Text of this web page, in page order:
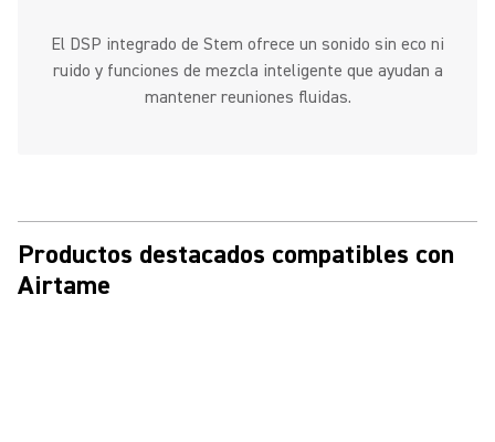
El DSP integrado de Stem ofrece un sonido sin eco ni
ruido y funciones de mezcla inteligente que ayudan a
mantener reuniones fluidas.
Productos destacados compatibles con
Airtame